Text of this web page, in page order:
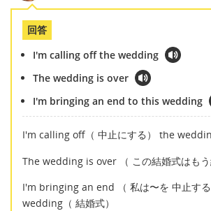
回答
I'm calling off the wedding
The wedding is over
I'm bringing an end to this wedding
I'm calling off（ 中止にする） the
The wedding is over （ この結婚式はもう
I'm bringing an end （ 私は〜を 中止す
wedding（ 結婚式）